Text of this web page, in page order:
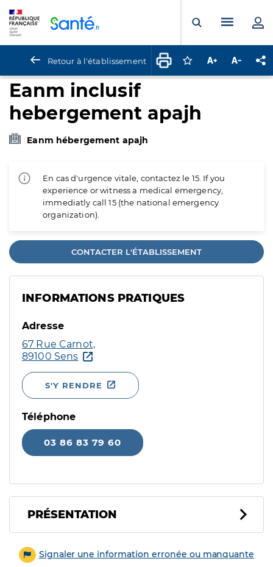
Ouvrir laMenu
Retour à l'établissement Connectez-vous
Augmenter la
Eanm inclusif
hebergement apajh
Eanm hébergement apajh
En cas d'urgence vitale, contactez le 15. If you
experience or witness a medical emergency,
immediatly call 15 (the national emergency
organization).
CONTACTER L'ÉTABLISSEMENT
INFORMATIONS PRATIQUES
Adresse
67 Rue Carnot,
89100 Sens
S'Y RENDRE
Téléphone
03 86 83 79 60
PRÉSENTATION
Signaler une information erronée ou manquante